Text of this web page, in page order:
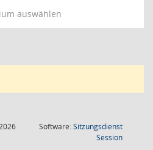
auswählen
Software:Sitzungsdienst
Session(Wird in